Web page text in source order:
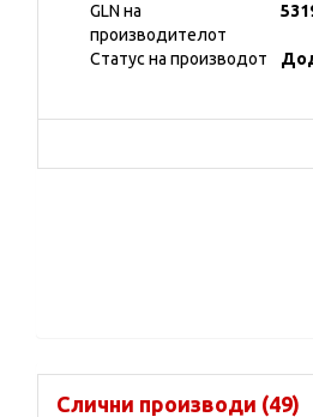
GLN на
производителот
Статус на производот
Слични производи (49)